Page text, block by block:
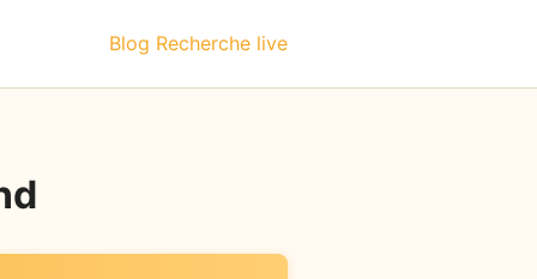
Blog Recherche live